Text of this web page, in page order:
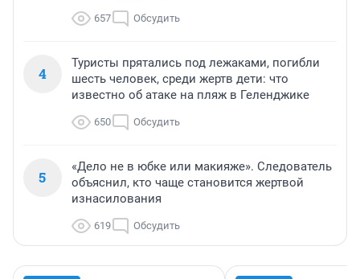
657 Обсудить
4
Туристы прятались под лежаками, погибли
шесть человек, среди жертв дети: что
известно об атаке на пляж в Геленджике
650 Обсудить
5
«Дело не в юбке или макияже». Следователь
объяснил, кто чаще становится жертвой
изнасилования
619 Обсудить